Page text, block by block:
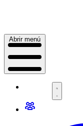
Abrir menú